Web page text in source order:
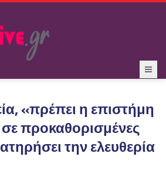
«πρέπει η επιστήμη
προκαθορισμένες
την ελευθερία